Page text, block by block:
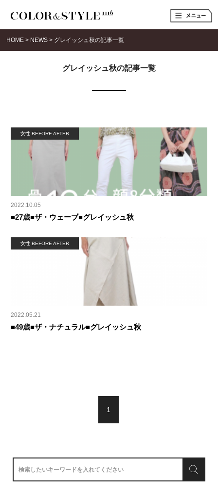
t
o
e
n
HOME > NEWS > グレイッシュ秋の記事一覧
グレイッシュ秋の記事一覧
女性 BEFORE AFTER
2022.10.05
■27歳■ザ・ウェーブ■グレイッシュ秋
女性 BEFORE AFTER
2022.05.21
■49歳■ザ・ナチュラル■グレイッシュ秋
1